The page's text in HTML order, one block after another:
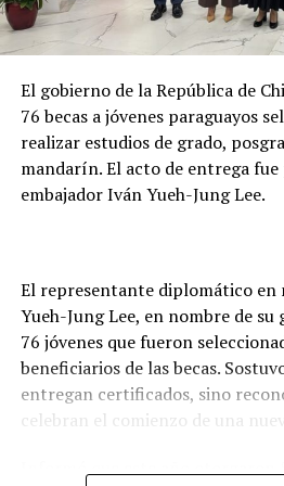
albergues y en base a ese
Fuerzas Armadas de la Nación
Emergencia Nacional, los predios
Armadas que estén en
gente.
Municipios en riesgo de
podemos señalar que uno este
todos son importantes y a todos
exteriorizó.
De la reunión participaron los
de Asunción, Luís Bello; de
Mariano Roque Alonso, Carolina
El gobierno de la República de
76 becas a jóvenes paraguayos
realizar estudios de grado,
mandarín. El acto de entrega
embajador Iván Yueh-Jung Lee.
El representante diplomático en
Yueh-Jung Lee, en nombre de
76 jóvenes que fueron
beneficiarios de las becas.
entregan certificados, sino
celebran el comienzo de una